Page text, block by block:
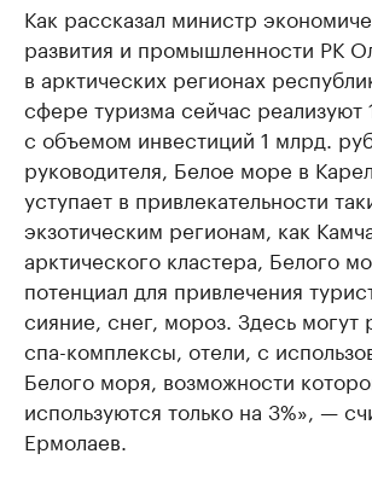
Как рассказал министр
развития и промышленности РК
в арктических регионах
сфере туризма сейчас реализуют
с объемом инвестиций 1 млрд.
руководителя, Белое море в
уступает в привлекательности
экзотическим регионам, как
арктического кластера, Белого
потенциал для привлечения
сияние, снег, мороз. Здесь могут
спа-комплексы, отели, с
Белого моря, возможности
используются только на 3%», —
Ермолаев.